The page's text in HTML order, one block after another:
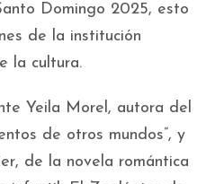
Domingo 2025, esto
de la institución
la cultura.
Yeila Morel, autora del
de otros mundos”, y
de la novela romántica